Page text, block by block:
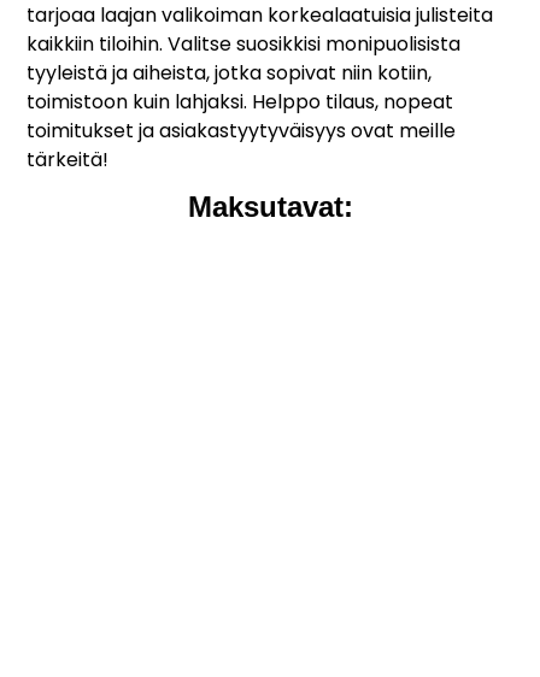
tarjoaa laajan valikoiman korkealaatuisia julisteita
kaikkiin tiloihin. Valitse suosikkisi monipuolisista
tyyleistä ja aiheista, jotka sopivat niin kotiin,
toimistoon kuin lahjaksi. Helppo tilaus, nopeat
toimitukset ja asiakastyytyväisyys ovat meille
tärkeitä!
Maksutavat: